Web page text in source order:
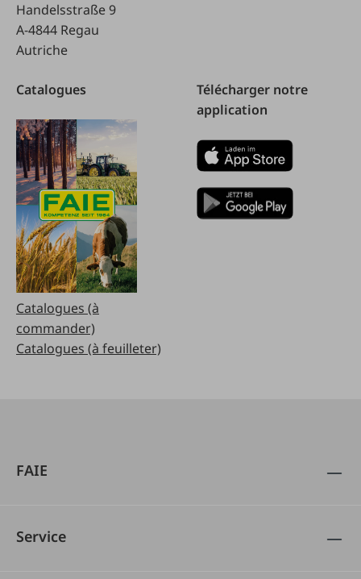
Handelsstraße 9
A-4844 Regau
Autriche
Catalogues
Catalogues (à
commander)
Catalogues (à feuilleter)
Télécharger notre
application
FAIE
Service